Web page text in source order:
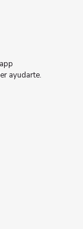
ayudarte.